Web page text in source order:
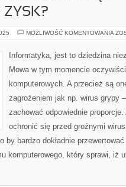
ZYSK?
MOŻLIWOŚĆ KOMENTOWANIA W
Informatyka, jest to dziedzina
Mowa w tym momencie
komputerowych. A przecież są
zagrożeniem jak np. wirus grypy
zachować odpowiednie
ochronić się przed groźnymi
by bardzo dokładnie
komputerowego, który sprawi, iż